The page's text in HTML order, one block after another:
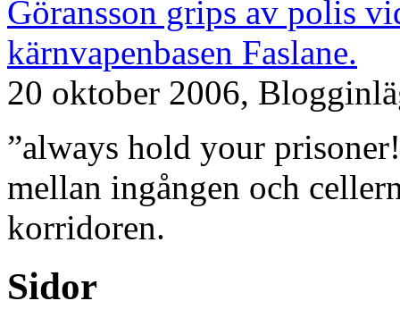
20 oktober 2006,
”always hold your
mellan ingången och
korridoren.
Sidor